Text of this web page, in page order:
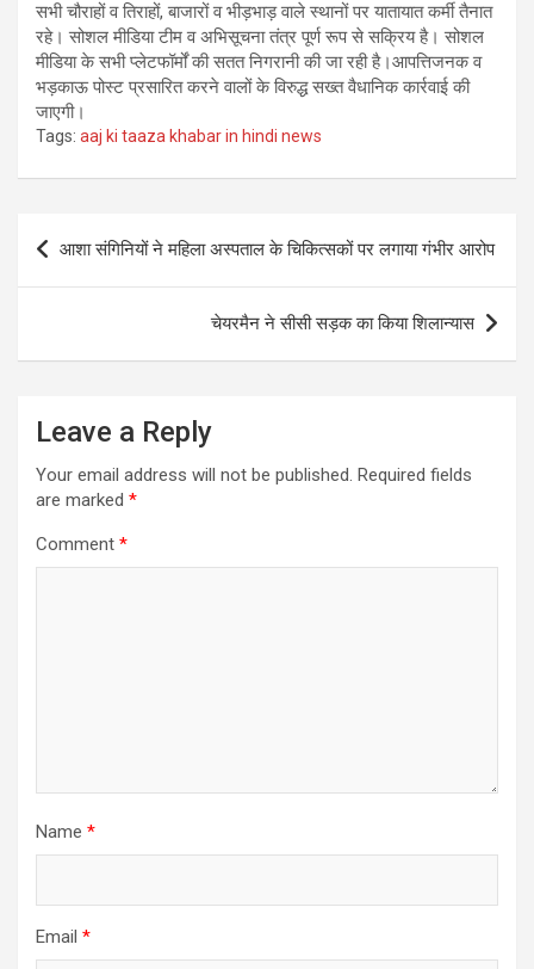
सभी चौराहों व तिराहों, बाजारों व भीड़भाड़ वाले स्थानों पर यातायात कर्मी तैनात
रहे। सोशल मीडिया टीम व अभिसूचना तंत्र पूर्ण रूप से सक्रिय है। सोशल
मीडिया के सभी प्लेटफॉर्मों की सतत निगरानी की जा रही है।आपत्तिजनक व
भड़काऊ पोस्ट प्रसारित करने वालों के विरुद्ध सख्त वैधानिक कार्रवाई की
जाएगी।
Tags: aaj ki taaza khabar in hindi news
Post
navigation
आशा संगिनियों ने महिला अस्पताल के चिकित्सकों पर लगाया गंभीर आरोप
चेयरमैन ने सीसी सड़क का किया शिलान्यास
Leave a Reply
Your email address will not be published. Required fields
are marked *
Comment *
Name *
Email *